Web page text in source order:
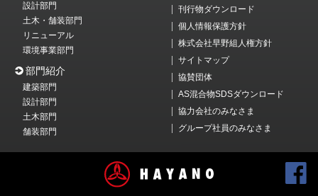
設計部門
土木・舗装部門
リニューアル
環境事業部門
部門紹介
建築部門
設計部門
土木部門
舗装部門
刊行物ダウンロード
個人情報保護方針
株式会社早野組人権方針
サイトマップ
協賛団体
AS混合物SDSダウンロード
協力会社のみなさま
グループ社員のみなさま